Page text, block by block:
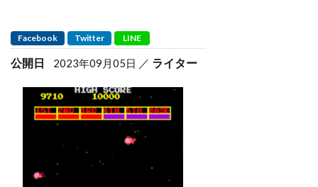
Facebook Twitter LINE
公開日 2023年09月05日 ライター